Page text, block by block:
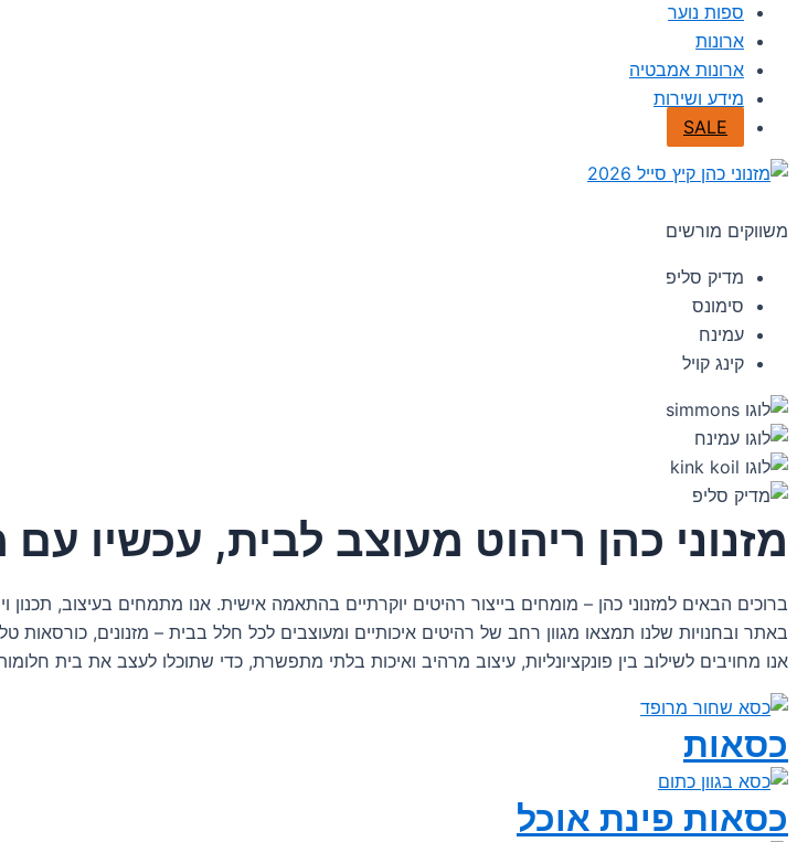
ספות נוער
ארונות
ארונות אמבטיה
מידע ושירות
SALE
משווקים מורשים
מדיק סליפ
סימונס
עמינח
קינג קויל
מזנוני כהן ריהוט מעוצב לבית, עכשיו
ברוכים הבאים למזנוני כהן – מומחים בייצור רהיטים יוקרתיים בהתאמה אישית. אנו מתמחים בעיצוב,
באתר ובחנויות שלנו תמצאו מגוון רחב של רהיטים איכותיים ומעוצבים לכל חלל בבית – מזנונים, כורסאות
אנו מחויבים לשילוב בין פונקציונליות, עיצוב מרהיב ואיכות בלתי מתפשרת, כדי שתוכלו לעצב את בית
כסאות
כסאות פינת אוכל